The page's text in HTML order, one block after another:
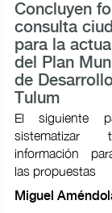
Concluyen
consulta
para la
del Plan
de
Tulum
El siguiente
información
las propuestas
Miguel